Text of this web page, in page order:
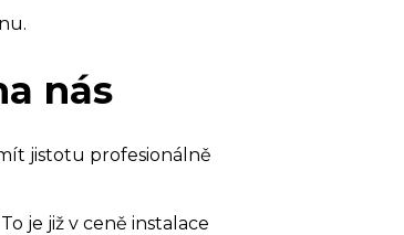
nás
jistotu profesionálně
je již v ceně instalace